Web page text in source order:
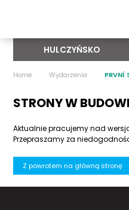
HULCZYŃSKO
Home Wydarzenia PRVNÍ
STRONY W
Aktualnie pracujemy nad
Przepraszamy za
Z powrotem na główną stronę